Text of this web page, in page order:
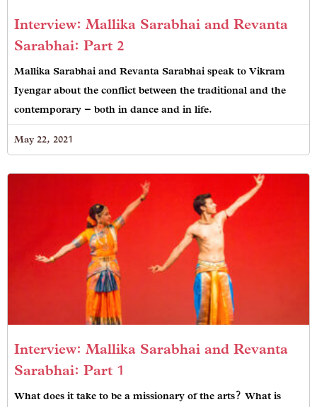
Interview: Mallika Sarabhai and Revanta
Sarabhai: Part 2
Mallika Sarabhai and Revanta Sarabhai speak to Vikram
Iyengar about the conflict between the traditional and the
contemporary – both in dance and in life.
May 22, 2021
Interview: Mallika Sarabhai and Revanta
Sarabhai: Part 1
What does it take to be a missionary of the arts? What is